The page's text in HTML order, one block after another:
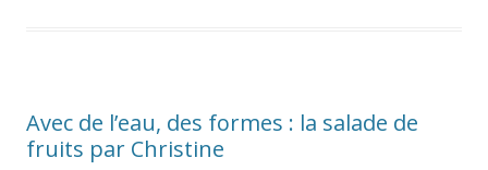
Avec de l’eau, des formes : la salade de
fruits par Christine